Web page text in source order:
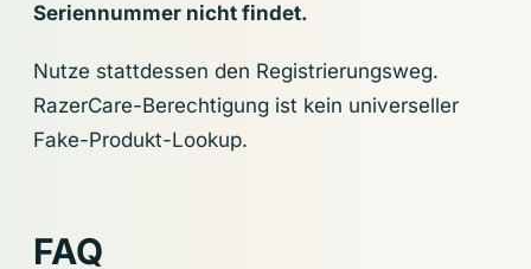
Seriennummer nicht findet.
Nutze stattdessen den Registrierungsweg.
RazerCare-Berechtigung ist kein universeller
Fake-Produkt-Lookup.
FAQ